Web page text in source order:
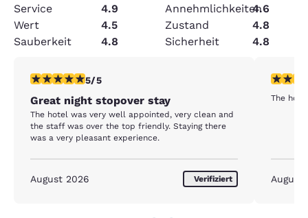
Service 4.9 Annehmlichkeiten
4.6
Wert
4.5 Zustand
4.8
Sauberkeit
4.8 Sicherheit 4.8
5-Sterne-Bewertung. Außergewöhnlich. 1 Bewertung
5/5
Great night stopover stay
The hotel was very well appointed, very clean and
the staff was over the top friendly. Staying there
was a very pleasant experience.
August 2026 Verifiziert
5-
The
August